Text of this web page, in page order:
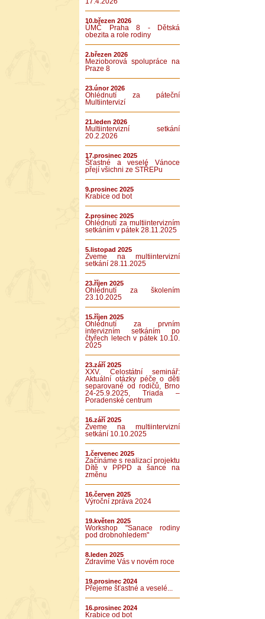
10.březen 2026
ÚMČ Praha 8 - Dětská
obezita a role rodiny
2.březen 2026
Mezioborová spolupráce na
Praze 8
23.únor 2026
Ohlédnutí za páteční
Multiintervizí
21.leden 2026
Multiintervizní setkání
20.2.2026
17.prosinec 2025
Šťastné a veselé Vánoce
přejí všichni ze STŘEPu
9.prosinec 2025
Krabice od bot
2.prosinec 2025
Ohlédnutí za multiintervizním
setkáním v pátek 28.11.2025
5.listopad 2025
Zveme na multiintervizní
setkání 28.11.2025
23.říjen 2025
Ohlédnutí za školením
23.10.2025
15.říjen 2025
Ohlédnutí za prvním
intervizním setkáním po
čtyřech letech v pátek 10.10.
2025
23.září 2025
XXV. Celostátní seminář:
Aktuální otázky péče o děti
separované od rodičů, Brno
24-25.9.2025, Triada –
Poradenské centrum
16.září 2025
Zveme na multiintervizní
setkání 10.10.2025
1.červenec 2025
Začínáme s realizací projektu
Dítě v PPPD a šance na
změnu
16.červen 2025
Výroční zpráva 2024
19.květen 2025
Workshop "Sanace rodiny
pod drobnohledem"
8.leden 2025
Zdravíme Vás v novém roce
19.prosinec 2024
Přejeme šťastné a veselé...
16.prosinec 2024
Krabice od bot